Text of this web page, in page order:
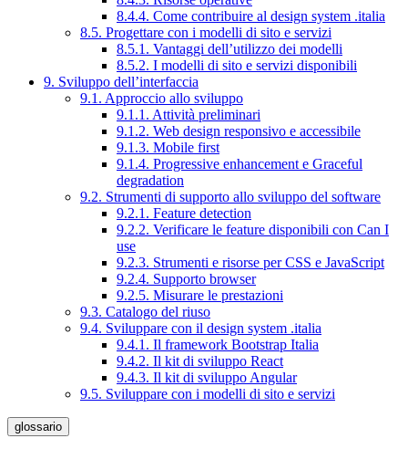
8.4.4. Come contribuire al design system .italia
8.5. Progettare con i modelli di sito e servizi
8.5.1. Vantaggi dell’utilizzo dei modelli
8.5.2. I modelli di sito e servizi disponibili
9. Sviluppo dell’interfaccia
9.1. Approccio allo sviluppo
9.1.1. Attività preliminari
9.1.2. Web design responsivo e accessibile
9.1.3. Mobile first
9.1.4. Progressive enhancement e Graceful
degradation
9.2. Strumenti di supporto allo sviluppo del software
9.2.1. Feature detection
9.2.2. Verificare le feature disponibili con Can I
use
9.2.3. Strumenti e risorse per CSS e JavaScript
9.2.4. Supporto browser
9.2.5. Misurare le prestazioni
9.3. Catalogo del riuso
9.4. Sviluppare con il design system .italia
9.4.1. Il framework Bootstrap Italia
9.4.2. Il kit di sviluppo React
9.4.3. Il kit di sviluppo Angular
9.5. Sviluppare con i modelli di sito e servizi
glossario